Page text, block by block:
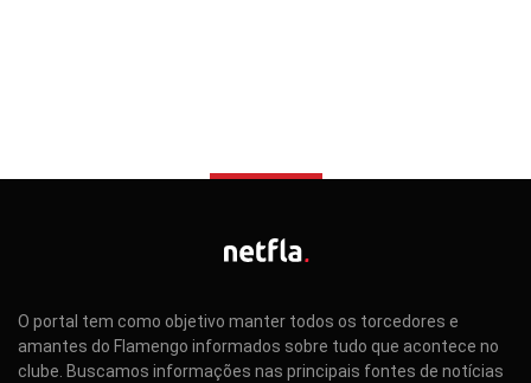
O portal tem como objetivo manter todos os torcedores e
amantes do Flamengo informados sobre tudo que acontece no
clube. Buscamos informações nas principais fontes de notícias